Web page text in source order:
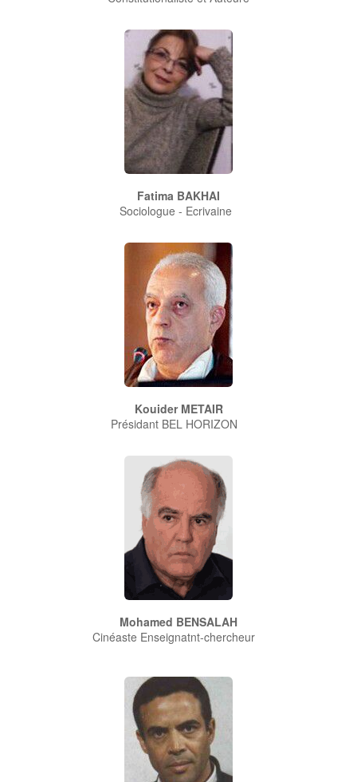
Fatima BAKHAI
Sociologue - Ecrivaine
Kouider METAIR
Présidant BEL HORIZON
Mohamed BENSALAH
Cinéaste Enseignatnt-chercheur